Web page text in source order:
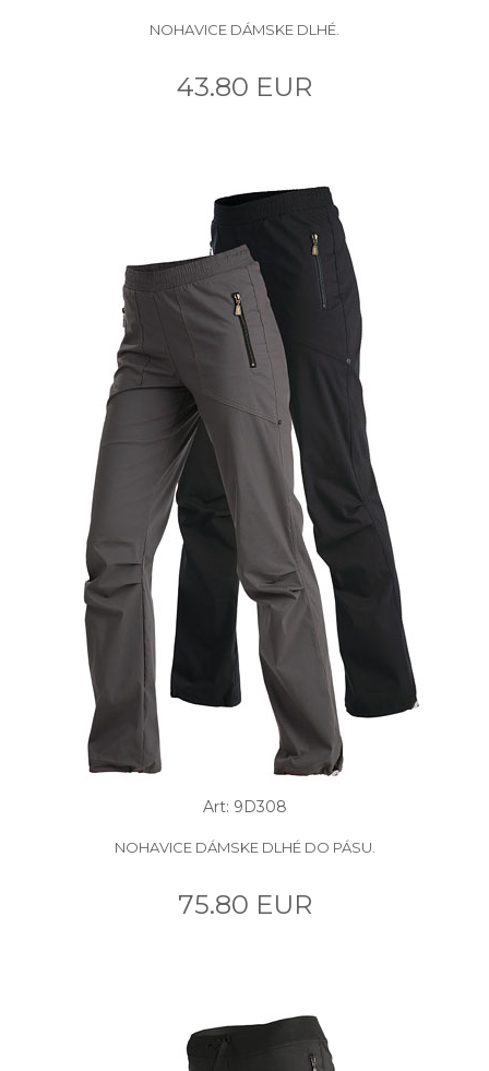
NOHAVICE DÁMSKE DLHÉ.
43.80 EUR
Art: 9D308
NOHAVICE DÁMSKE DLHÉ DO PÁSU.
75.80 EUR